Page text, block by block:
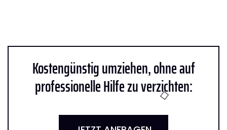
Kostengünstig umziehen, ohne auf
professionelle Hilfe zu verzichten: